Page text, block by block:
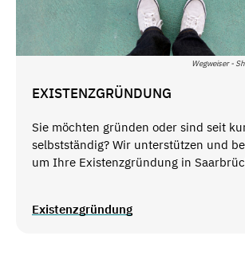
Wegweiser -
EXISTENZGRÜNDUNG
Sie möchten gründen oder sind seit
selbstständig? Wir unterstützen und
um Ihre Existenzgründung in
Existenzgründung